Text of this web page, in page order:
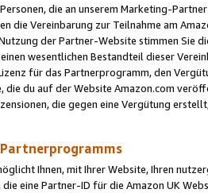
die an unserem Marketing-
die Vereinbarung zur Teilnahme am
der Partner-Website stimmen Sie
wesentlichen Bestandteil dieser
für das Partnerprogramm, den
die du auf der Website Amazon.com
die gegen eine Vergütung
Partnerprogramms
Ihnen, mit Ihrer Website, Ihren
eine Partner-ID für die Amazon UK